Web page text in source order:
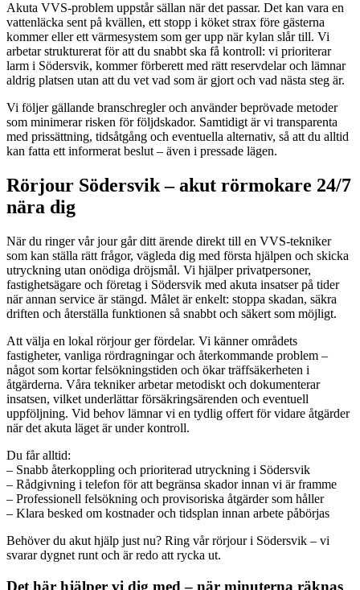
Akuta VVS-problem uppstår sällan när det passar. Det kan vara en
vattenläcka sent på kvällen, ett stopp i köket strax före gästerna
kommer eller ett värmesystem som ger upp när kylan slår till. Vi
arbetar strukturerat för att du snabbt ska få kontroll: vi prioriterar
larm i Södersvik, kommer förberett med rätt reservdelar och lämnar
aldrig platsen utan att du vet vad som är gjort och vad nästa steg är.
Vi följer gällande branschregler och använder beprövade metoder
som minimerar risken för följdskador. Samtidigt är vi transparenta
med prissättning, tidsåtgång och eventuella alternativ, så att du alltid
kan fatta ett informerat beslut – även i pressade lägen.
Rörjour Södersvik – akut rörmokare 24/7
nära dig
När du ringer vår jour går ditt ärende direkt till en VVS-tekniker
som kan ställa rätt frågor, vägleda dig med första hjälpen och skicka
utryckning utan onödiga dröjsmål. Vi hjälper privatpersoner,
fastighetsägare och företag i Södersvik med akuta insatser på tider
när annan service är stängd. Målet är enkelt: stoppa skadan, säkra
driften och återställa funktionen så snabbt och säkert som möjligt.
Att välja en lokal rörjour ger fördelar. Vi känner områdets
fastigheter, vanliga rördragningar och återkommande problem –
något som kortar felsökningstiden och ökar träffsäkerheten i
åtgärderna. Våra tekniker arbetar metodiskt och dokumenterar
insatsen, vilket underlättar försäkringsärenden och eventuell
uppföljning. Vid behov lämnar vi en tydlig offert för vidare åtgärder
när det akuta läget är under kontroll.
Du får alltid:
– Snabb återkoppling och prioriterad utryckning i Södersvik
– Rådgivning i telefon för att begränsa skador innan vi är framme
– Professionell felsökning och provisoriska åtgärder som håller
– Klara besked om kostnader och tidsplan innan arbete påbörjas
Behöver du akut hjälp just nu? Ring vår rörjour i Södersvik – vi
svarar dygnet runt och är redo att rycka ut.
Det här hjälper vi dig med – när minuterna räknas